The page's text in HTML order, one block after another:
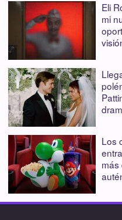
Eli
mi
Los
más